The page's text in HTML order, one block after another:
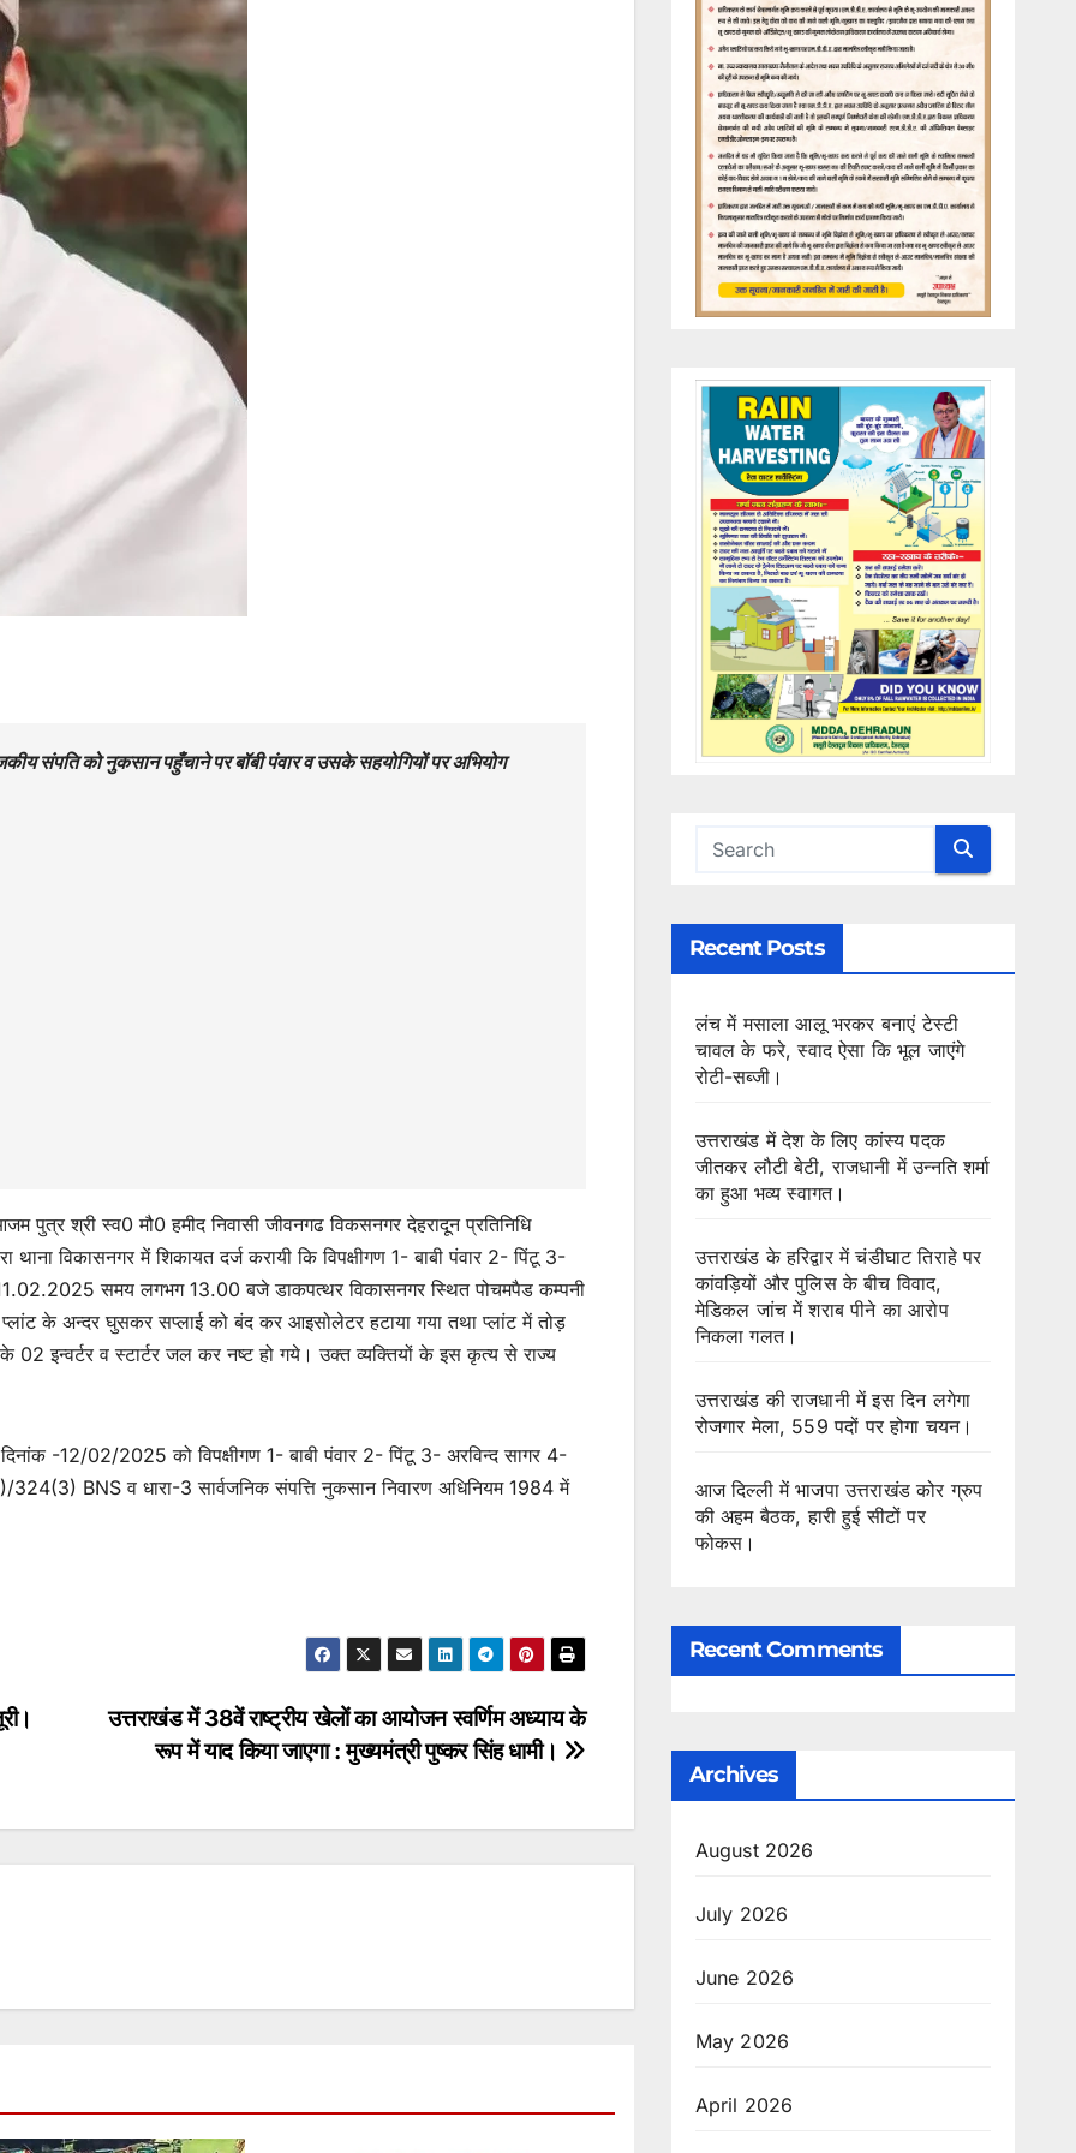
संपति को नुकसान पहुँचाने पर बॉबी पंवार व उसके सहयोगियों पर अभियोग
श्री स्व0 मौ0 हमीद निवासी जीवनगढ विकसनगर देहरादून प्रतिनिधि
विकासनगर में शिकायत दर्ज करायी कि विपक्षीगण 1- बाबी पंवार 2- पिंटू 3-
11.02.2025 समय लगभग 13.00 बजे डाकपत्थर विकासनगर स्थित पोचमपैड कम्पनी
के अन्दर घुसकर सप्लाई को बंद कर आइसोलेटर हटाया गया तथा प्लांट में तोड़
इन्वर्टर व स्टार्टर जल कर नष्ट हो गये। उक्त व्यक्तियों के इस कृत्य से राज्य
-12/02/2025 को विपक्षीगण 1- बाबी पंवार 2- पिंटू 3- अरविन्द सागर 4-
324(3) BNS व धारा-3 सार्वजनिक संपत्ति नुकसान निवारण अधिनियम 1984 में
उत्तराखंड में 38वें राष्ट्रीय खेलों का आयोजन स्वर्णिम अध्याय के
रूप में याद किया जाएगा : मुख्यमंत्री पुष्कर सिंह धामी।
Recent Posts
लंच में मसाला आलू भरकर बनाएं टेस्टी
चावल के फरे, स्वाद ऐसा कि भूल जाएंगे
रोटी-सब्जी।
उत्तराखंड में देश के लिए कांस्य पदक
जीतकर लौटी बेटी, राजधानी में उन्नति शर्मा
का हुआ भव्य स्वागत।
उत्तराखंड के हरिद्वार में चंडीघाट तिराहे पर
कांवड़ियों और पुलिस के बीच विवाद,
मेडिकल जांच में शराब पीने का आरोप
निकला गलत।
उत्तराखंड की राजधानी में इस दिन लगेगा
रोजगार मेला, 559 पदों पर होगा चयन।
आज दिल्ली में भाजपा उत्तराखंड कोर ग्रुप
की अहम बैठक, हारी हुई सीटों पर
फोकस।
Recent Comments
Archives
August 2026
July 2026
June 2026
May 2026
April 2026